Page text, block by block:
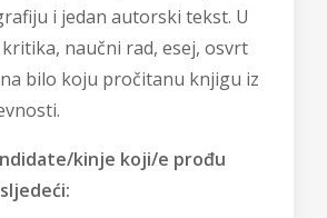
i jedan autorski tekst. U
naučni rad, esej, osvrt
bilo koju pročitanu knjigu iz
kinje koji/e prođu